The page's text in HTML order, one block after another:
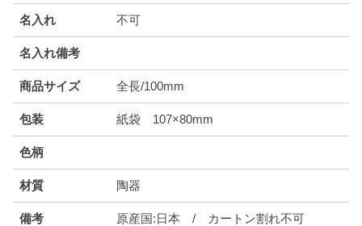
名入れ 不可
名入れ備考
商品サイズ 全長/100mm
包装 紙袋 107×80mm
色柄
材質 陶器
備考 原産国:日本 / カートン割れ不可